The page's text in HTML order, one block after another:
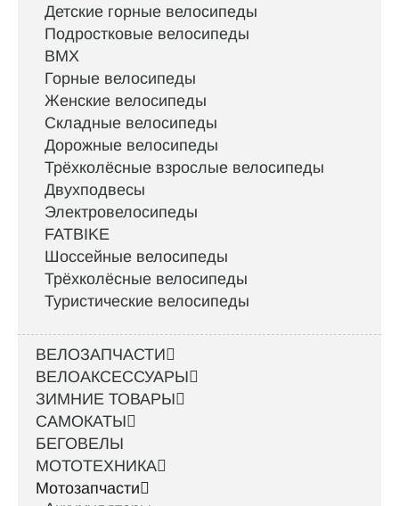
Детские горные велосипеды
Подростковые велосипеды
BMX
Горные велосипеды
Женские велосипеды
Складные велосипеды
Дорожные велосипеды
Трёхколёсные взрослые велосипеды
Двухподвесы
Электровелосипеды
FATBIKE
Шоссейные велосипеды
Трёхколёсные велосипеды
Туристические велосипеды
ВЕЛОЗАПЧАСТИ
ВЕЛОАКСЕССУАРЫ
ЗИМНИЕ ТОВАРЫ
САМОКАТЫ
БЕГОВЕЛЫ
МОТОТЕХНИКА
Мотозапчасти